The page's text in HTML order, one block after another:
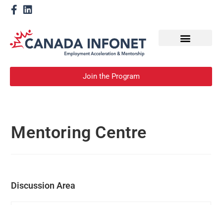
Join the Program
Mentoring Centre
Discussion Area